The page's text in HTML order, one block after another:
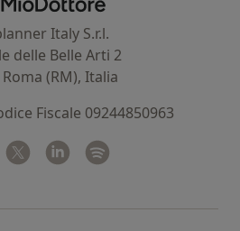
Italy S.r.l.
delle Belle Arti 2
(RM), Italia
Fiscale 09244850963
Facebook
si apre in una nuova scheda
Twitter
si apre in una nuova scheda
Linkedin
si apre in una nuova